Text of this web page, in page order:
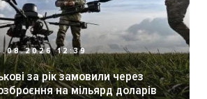
12:39
за рік замовили через
на мільярд доларів